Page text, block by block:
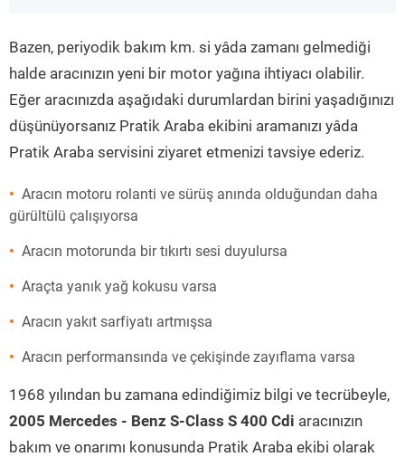
Bazen, periyodik bakım km. si yâda zamanı gelmediği
halde aracınızın yeni bir motor yağına ihtiyacı olabilir.
Eğer aracınızda aşağıdaki durumlardan birini yaşadığınızı
düşünüyorsanız Pratik Araba ekibini aramanızı yâda
Pratik Araba servisini ziyaret etmenizi tavsiye ederiz.
Aracın motoru rolanti ve sürüş anında olduğundan daha
gürültülü çalışıyorsa
Aracın motorunda bir tıkırtı sesi duyulursa
Araçta yanık yağ kokusu varsa
Aracın yakıt sarfiyatı artmışsa
Aracın performansında ve çekişinde zayıflama varsa
1968 yılından bu zamana edindiğimiz bilgi ve tecrübeyle,
2005 Mercedes - Benz S-Class S 400 Cdi aracınızın
bakım ve onarımı konusunda Pratik Araba ekibi olarak